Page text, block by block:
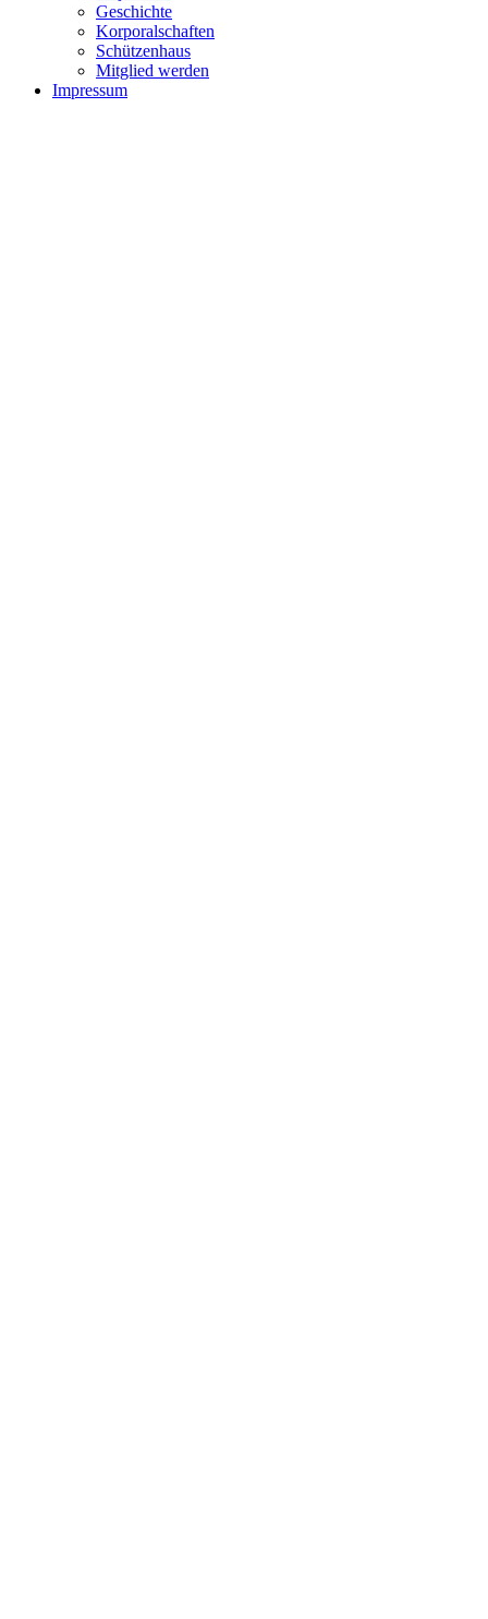
Geschichte
Korporalschaften
Schützenhaus
Mitglied werden
Impressum